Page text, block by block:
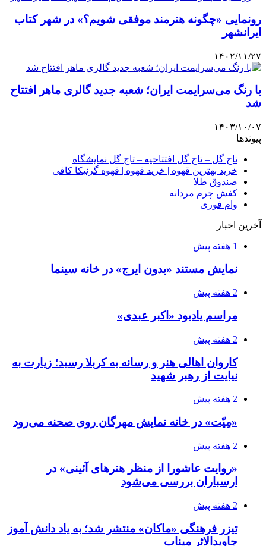
رونمایی «چگونه هنرمند موفقی شویم؟» در شهر کتاب
ایرانشهر
۱۴۰۲/۱۱/۲۷
با رنگ می‌سرایمت ایران؛ شعبه جدید گالری ماهر افتتاح
شد
۱۴۰۳/۱۰/۰۷
پیوندها
تاج گل – تاج گل افتتاحیه – تاج گل نمایشگاه
خرید بهترین قهوه | خرید قهوه | قهوه گرنیکا کافی
صندوق طلا
کفش چرم مردانه
وام فوری
آخرین اخبار
1 هفته پیش
نمایش مستند «بدون ایرج» در خانه سینما
2 هفته پیش
مراسم یادبود «اکبر عبدی»
2 هفته پیش
کاروان اهالی هنر و رسانه به کربلا رسید؛ زیارت به
نیایت از رهبر شهید
2 هفته پیش
«مِیّت» در خانه نمایش مهرگان روی صحنه می‌رود
2 هفته پیش
«روایت عاشورا از منظر هنرهای آئینی» در
ارسباران بررسی می‌شود
2 هفته پیش
تیزر فرهنگی «ماکان» منتشر شد؛ به یاد دانش آموز
جاویدالاثر میناب